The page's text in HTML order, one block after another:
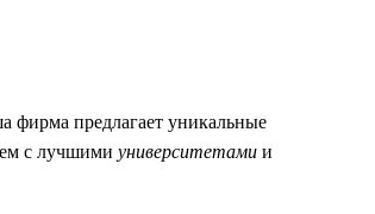
фирма предлагает уникальные
с лучшими университетамии